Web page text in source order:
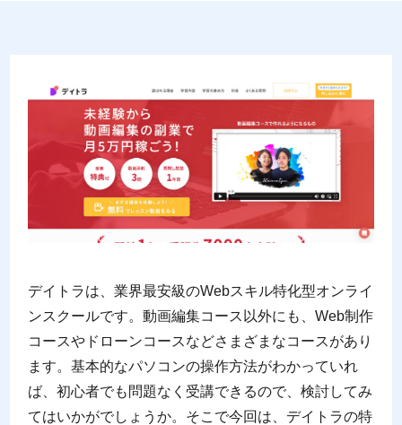
デイトラは、業界最安級のWebスキル特化型オンライ
ンスクールです。動画編集コース以外にも、Web制作
コースやドローンコースなどさまざまなコースがあり
ます。基本的なパソコンの操作方法がわかっていれ
ば、初心者でも問題なく受講できるので、検討してみ
てはいかがでしょうか。そこで今回は、デイトラの特